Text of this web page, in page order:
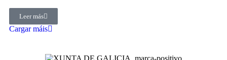
Leer más
Cargar máis